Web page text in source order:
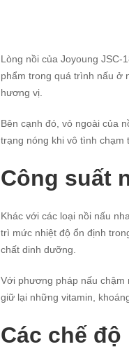
Lòng nồi của Joyoung
phẩm trong quá trình nấu ở
hương vị.
Bên cạnh đó, vỏ ngoài của
trạng nóng khi vô tình chạm
Công suất
Khác với các loại nồi nấu
trì mức nhiệt độ ổn định
chất dinh dưỡng.
Với phương pháp nấu
giữ lại những vitamin,
Các chế độ